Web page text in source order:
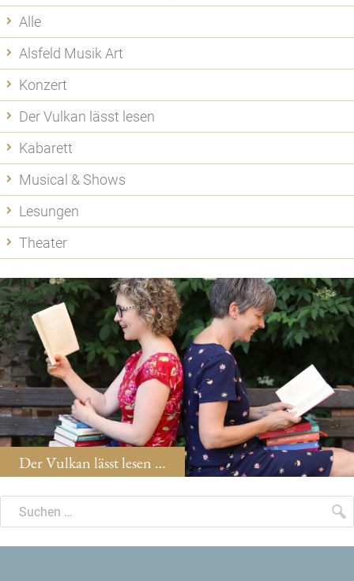
Alle
Alsfeld Musik Art
Konzert
Der Vulkan lässt lesen
Kabarett
Musical & Shows
Lesungen
Theater
Der Vulkan lässt lesen …
Suche
Suchen